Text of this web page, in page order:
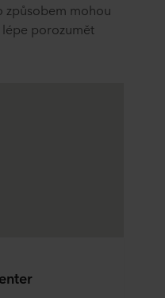
způsobem mohou
lépe porozumět